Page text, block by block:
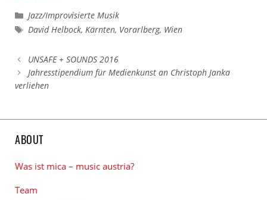
Kategorien
Jazz/Improvisierte Musik
Schlagwörter
David Helbock,Kärnten, Vorarlberg, Wien
UNSAFE + SOUNDS 2016
Jahresstipendium für Medienkunst an Christoph Janka
verliehen
ABOUT
Was ist mica – music austria?
Team